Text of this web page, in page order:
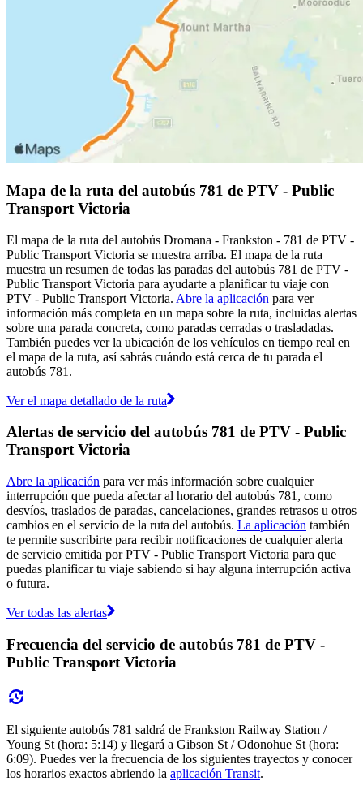
Mapa de la ruta del autobús 781 de PTV - Public
Transport Victoria
El mapa de la ruta del autobús Dromana - Frankston - 781 de PTV -
Public Transport Victoria se muestra arriba. El mapa de la ruta
muestra un resumen de todas las paradas del autobús 781 de PTV -
Public Transport Victoria para ayudarte a planificar tu viaje con
PTV - Public Transport Victoria. Abre la aplicación para ver
información más completa en un mapa sobre la ruta, incluidas alertas
sobre una parada concreta, como paradas cerradas o trasladadas.
También puedes ver la ubicación de los vehículos en tiempo real en
el mapa de la ruta, así sabrás cuándo está cerca de tu parada el
autobús 781.
Ver el mapa detallado de la ruta
Alertas de servicio del autobús 781 de PTV - Public
Transport Victoria
Abre la aplicación para ver más información sobre cualquier
interrupción que pueda afectar al horario del autobús 781, como
desvíos, traslados de paradas, cancelaciones, grandes retrasos u otros
cambios en el servicio de la ruta del autobús. La aplicación también
te permite suscribirte para recibir notificaciones de cualquier alerta
de servicio emitida por PTV - Public Transport Victoria para que
puedas planificar tu viaje sabiendo si hay alguna interrupción activa
o futura.
Ver todas las alertas
Frecuencia del servicio de autobús 781 de PTV -
Public Transport Victoria
El siguiente autobús 781 saldrá de Frankston Railway Station /
Young St (hora: 5:14) y llegará a Gibson St / Odonohue St (hora:
6:09). Puedes ver la frecuencia de los siguientes trayectos y conocer
los horarios exactos abriendo la aplicación Transit.